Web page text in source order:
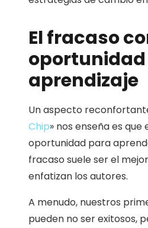
El fracaso
oportunidad
aprendizaje
Un aspecto
Chip» nos enseña es
oportunidad para
fracaso suele ser el
enfatizan los autores.
A menudo, nuestros
pueden no ser exitosos,